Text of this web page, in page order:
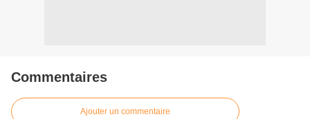
Commentaires
Ajouter un commentaire